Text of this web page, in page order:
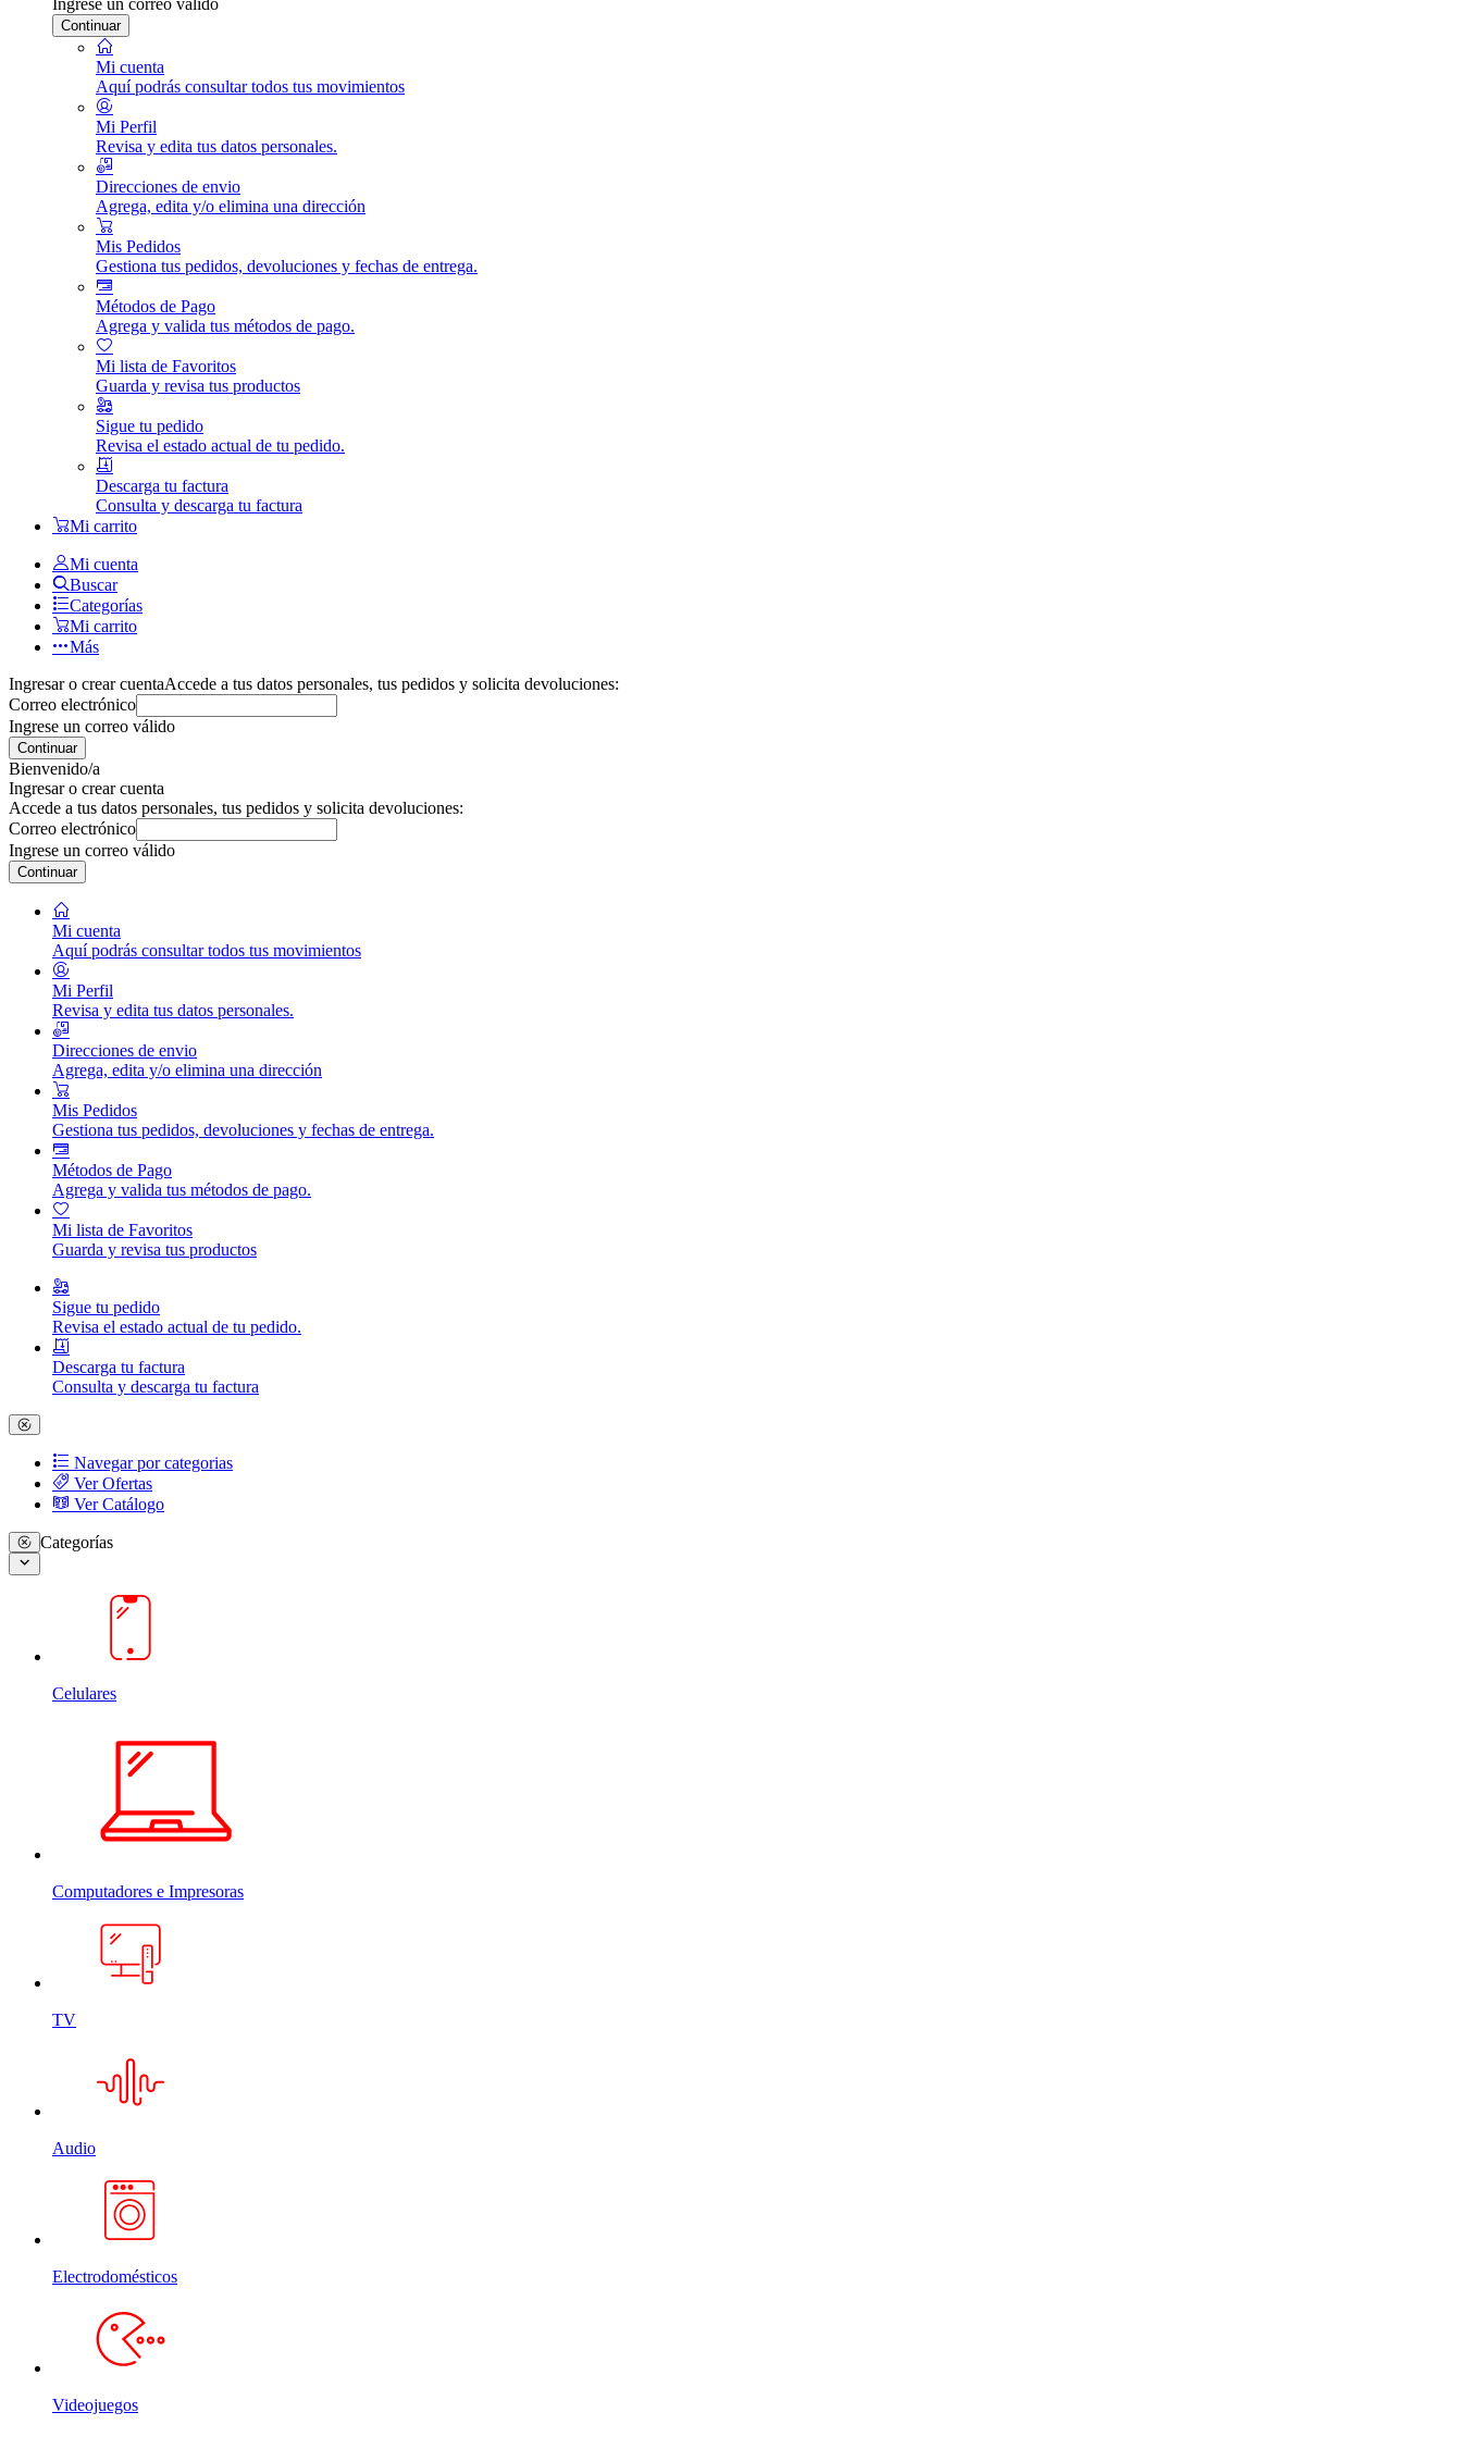
Continuar
Mi cuenta
Aquí podrás consultar todos tus movimientos
Mi Perfil
Revisa y edita tus datos personales.
Direcciones de envio
Agrega, edita y/o elimina una dirección
Mis Pedidos
Gestiona tus pedidos, devoluciones y fechas de entrega.
Métodos de Pago
Agrega y valida tus métodos de pago.
Mi lista de Favoritos
Guarda y revisa tus productos
Sigue tu pedido
Revisa el estado actual de tu pedido.
Descarga tu factura
Consulta y descarga tu factura
Mi carrito
Mi cuenta
Buscar
Categorías
Mi carrito
Más
Ingresar o crear cuentaAccede a tus datos personales, tus pedidos y solicita devoluciones:
Correo electrónico
Ingrese un correo válido
Continuar
Bienvenido/a
Ingresar o crear cuenta
Accede a tus datos personales, tus pedidos y solicita devoluciones:
Correo electrónico
Ingrese un correo válido
Continuar
Mi cuenta
Aquí podrás consultar todos tus movimientos
Mi Perfil
Revisa y edita tus datos personales.
Direcciones de envio
Agrega, edita y/o elimina una dirección
Mis Pedidos
Gestiona tus pedidos, devoluciones y fechas de entrega.
Métodos de Pago
Agrega y valida tus métodos de pago.
Mi lista de Favoritos
Guarda y revisa tus productos
Sigue tu pedido
Revisa el estado actual de tu pedido.
Descarga tu factura
Consulta y descarga tu factura
Navegar por categorias
Ver Ofertas
Ver Catálogo
Categorías
Celulares
Computadores e Impresoras
TV
Audio
Electrodomésticos
Videojuegos